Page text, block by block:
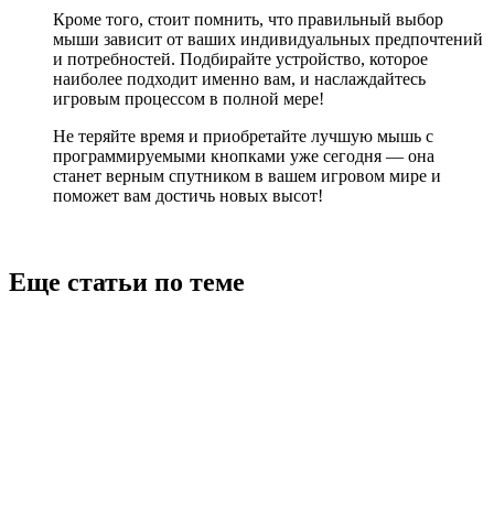
Кроме того, стоит помнить, что правильный выбор
мыши зависит от ваших индивидуальных предпочтений
и потребностей. Подбирайте устройство, которое
наиболее подходит именно вам, и наслаждайтесь
игровым процессом в полной мере!
Не теряйте время и приобретайте лучшую мышь с
программируемыми кнопками уже сегодня — она
станет верным спутником в вашем игровом мире и
поможет вам достичь новых высот!
Еще статьи по теме